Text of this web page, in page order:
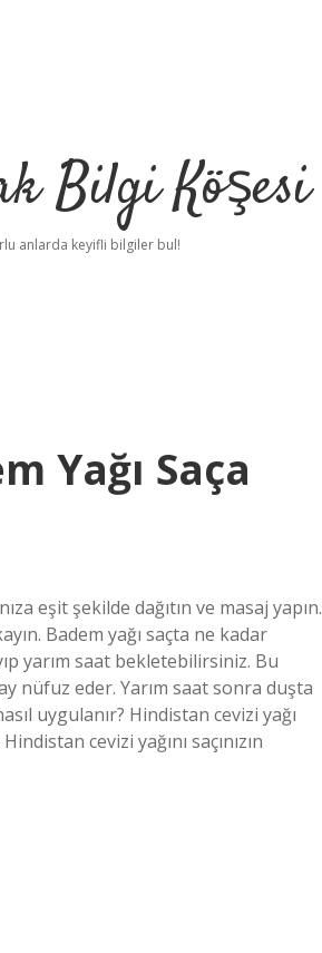
Bilgi Köşesi
anlarda keyifli bilgiler bul!
Yağı Saça
eşit şekilde dağıtın ve masaj yapın.
Badem yağı saçta ne kadar
yarım saat bekletebilirsiniz. Bu
nüfuz eder. Yarım saat sonra duşta
uygulanır? Hindistan cevizi yağı
cevizi yağını saçınızın